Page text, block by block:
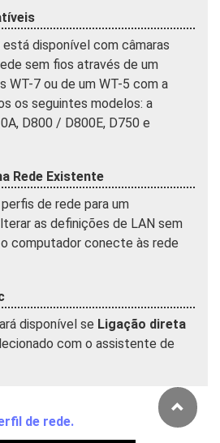
disponível com câmaras
sem fios através de um
WT-7 ou de um WT-5 com a
os seguintes modelos: a
D800 / D800E, D750 e
Rede Existente
de rede para um
as definições de LAN sem
computador conecte às rede
disponível se Ligação direta
com o assistente de
de rede.